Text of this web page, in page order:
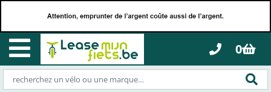
0